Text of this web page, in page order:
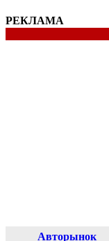
РЕКЛАМА
Авторынок